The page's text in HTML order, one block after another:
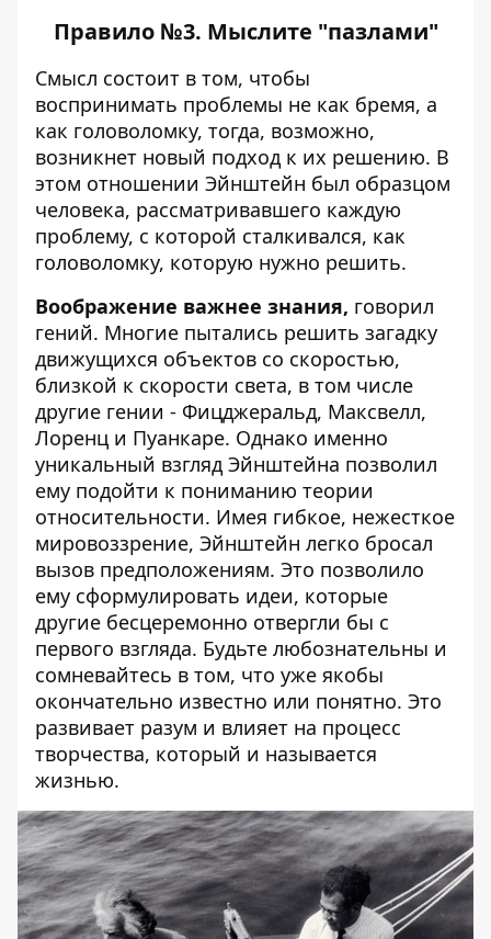
Правило №3. Мыслите "пазлами"
Смысл состоит в том, чтобы
воспринимать проблемы не как бремя, а
как головоломку, тогда, возможно,
возникнет новый подход к их решению. В
этом отношении Эйнштейн был образцом
человека, рассматривавшего каждую
проблему, с которой сталкивался, как
головоломку, которую нужно решить.
Воображение важнее знания, говорил
гений. Многие пытались решить загадку
движущихся объектов со скоростью,
близкой к скорости света, в том числе
другие гении - Фицджеральд, Максвелл,
Лоренц и Пуанкаре. Однако именно
уникальный взгляд Эйнштейна позволил
ему подойти к пониманию теории
относительности. Имея гибкое, нежесткое
мировоззрение, Эйнштейн легко бросал
вызов предположениям. Это позволило
ему сформулировать идеи, которые
другие бесцеремонно отвергли бы с
первого взгляда. Будьте любознательны и
сомневайтесь в том, что уже якобы
окончательно известно или понятно. Это
развивает разум и влияет на процесс
творчества, который и называется
жизнью.